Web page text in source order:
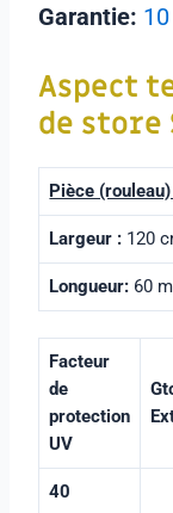
Garantie:
Aspect
de store
Pièce
Largeur : 120
Longueur: 60
Facteur
de
protection
UV
40